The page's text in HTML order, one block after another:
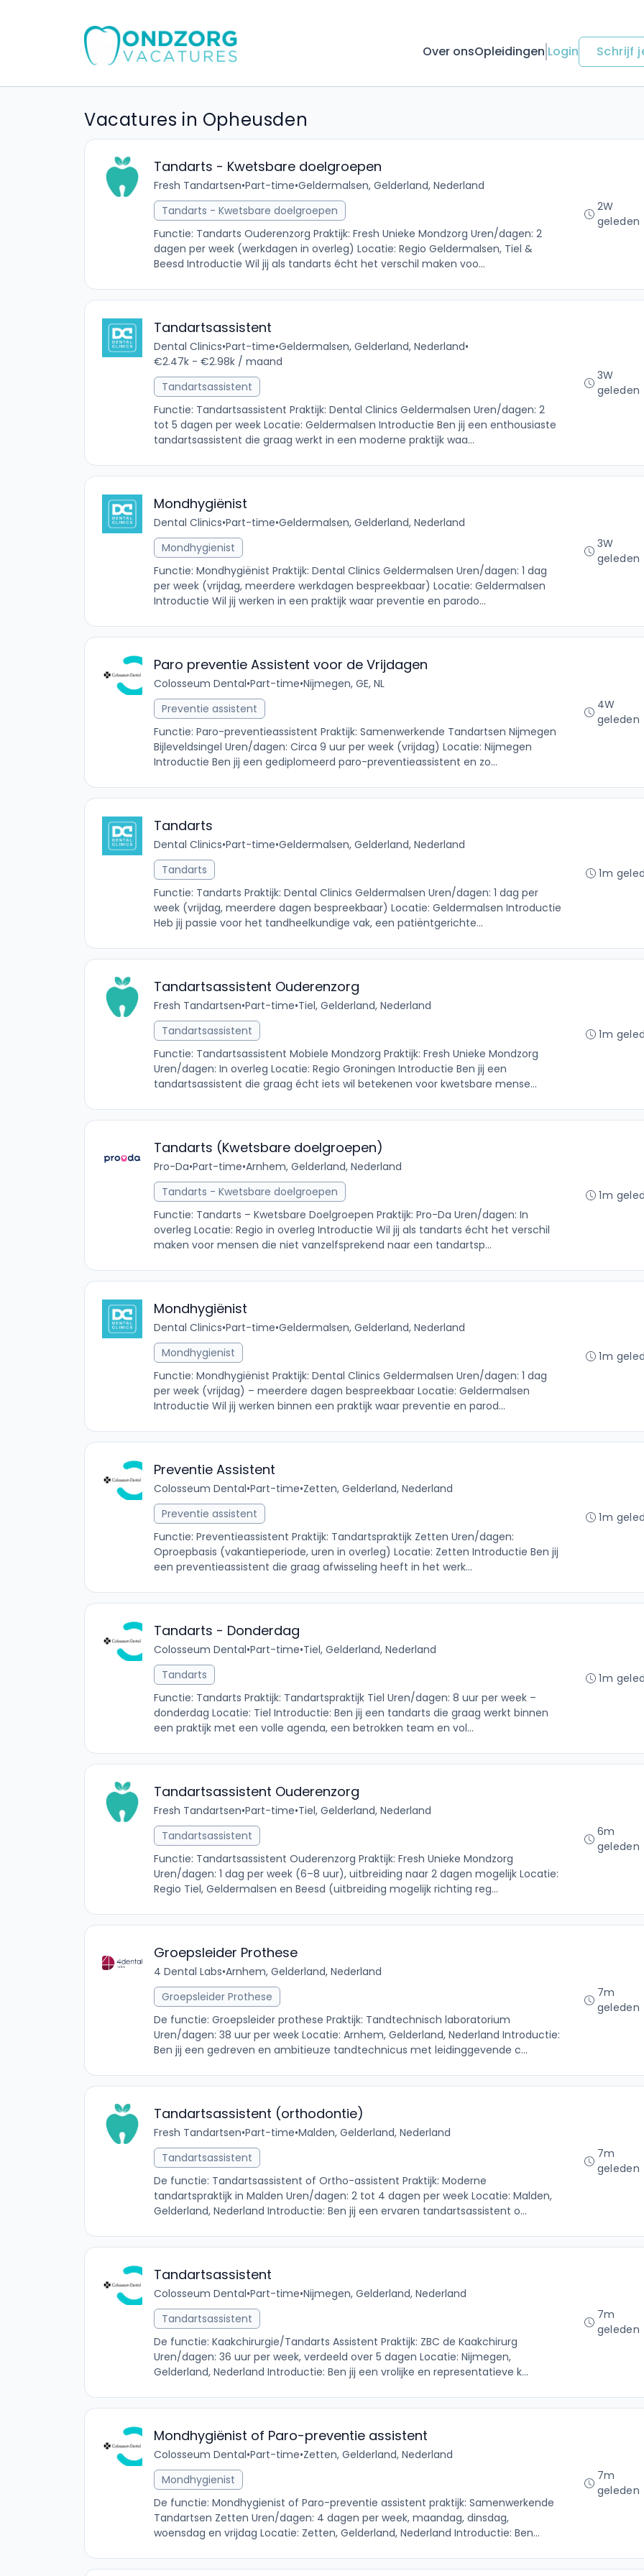
Over onsOpleidingen Login Schrijf
Vacatures in Opheusden
Tandarts - Kwetsbare doelgroepen
Fresh Tandartsen•Part-time•Geldermalsen, Gelderland, Nederland
Tandarts - Kwetsbare doelgroepen
Functie: Tandarts Ouderenzorg Praktijk: Fresh Unieke Mondzorg Uren/dagen: 2
dagen per week (werkdagen in overleg) Locatie: Regio Geldermalsen, Tiel &
Beesd Introductie Wil jij als tandarts écht het verschil maken voo...
2W
geleden
Tandartsassistent
Dental Clinics•Part-time•Geldermalsen, Gelderland, Nederland•
€2.47k - €2.98k / maand
Tandartsassistent
Functie: Tandartsassistent Praktijk: Dental Clinics Geldermalsen Uren/dagen: 2
tot 5 dagen per week Locatie: Geldermalsen Introductie Ben jij een enthousiaste
tandartsassistent die graag werkt in een moderne praktijk waa...
3W
geleden
Mondhygiënist
Dental Clinics•Part-time•Geldermalsen, Gelderland, Nederland
Mondhygienist
Functie: Mondhygiënist Praktijk: Dental Clinics Geldermalsen Uren/dagen: 1 dag
per week (vrijdag, meerdere werkdagen bespreekbaar) Locatie: Geldermalsen
Introductie Wil jij werken in een praktijk waar preventie en parodo...
3W
geleden
Paro preventie Assistent voor de Vrijdagen
Colosseum Dental•Part-time•Nijmegen, GE, NL
Preventie assistent
Functie: Paro-preventieassistent Praktijk: Samenwerkende Tandartsen Nijmegen
Bijleveldsingel Uren/dagen: Circa 9 uur per week (vrijdag) Locatie: Nijmegen
Introductie Ben jij een gediplomeerd paro-preventieassistent en zo...
4W
geleden
Tandarts
Dental Clinics•Part-time•Geldermalsen, Gelderland, Nederland
Tandarts
Functie: Tandarts Praktijk: Dental Clinics Geldermalsen Uren/dagen: 1 dag per
week (vrijdag, meerdere dagen bespreekbaar) Locatie: Geldermalsen Introductie
Heb jij passie voor het tandheelkundige vak, een patiëntgerichte...
1m
Tandartsassistent Ouderenzorg
Fresh Tandartsen•Part-time•Tiel, Gelderland, Nederland
Tandartsassistent
Functie: Tandartsassistent Mobiele Mondzorg Praktijk: Fresh Unieke Mondzorg
Uren/dagen: In overleg Locatie: Regio Groningen Introductie Ben jij een
tandartsassistent die graag écht iets wil betekenen voor kwetsbare mense...
1m
Tandarts (Kwetsbare doelgroepen)
Pro-Da•Part-time•Arnhem, Gelderland, Nederland
Tandarts - Kwetsbare doelgroepen
Functie: Tandarts – Kwetsbare Doelgroepen Praktijk: Pro-Da Uren/dagen: In
overleg Locatie: Regio in overleg Introductie Wil jij als tandarts écht het verschil
maken voor mensen die niet vanzelfsprekend naar een tandartsp...
1m
Mondhygiënist
Dental Clinics•Part-time•Geldermalsen, Gelderland, Nederland
Mondhygienist
Functie: Mondhygiënist Praktijk: Dental Clinics Geldermalsen Uren/dagen: 1 dag
per week (vrijdag) – meerdere dagen bespreekbaar Locatie: Geldermalsen
Introductie Wil jij werken binnen een praktijk waar preventie en parod...
1m
Preventie Assistent
Colosseum Dental•Part-time•Zetten, Gelderland, Nederland
Preventie assistent
Functie: Preventieassistent Praktijk: Tandartspraktijk Zetten Uren/dagen:
Oproepbasis (vakantieperiode, uren in overleg) Locatie: Zetten Introductie Ben jij
een preventieassistent die graag afwisseling heeft in het werk...
1m
Tandarts - Donderdag
Colosseum Dental•Part-time•Tiel, Gelderland, Nederland
Tandarts
Functie: Tandarts Praktijk: Tandartspraktijk Tiel Uren/dagen: 8 uur per week –
donderdag Locatie: Tiel Introductie: Ben jij een tandarts die graag werkt binnen
een praktijk met een volle agenda, een betrokken team en vol...
1m
Tandartsassistent Ouderenzorg
Fresh Tandartsen•Part-time•Tiel, Gelderland, Nederland
Tandartsassistent
Functie: Tandartsassistent Ouderenzorg Praktijk: Fresh Unieke Mondzorg
Uren/dagen: 1 dag per week (6–8 uur), uitbreiding naar 2 dagen mogelijk Locatie:
Regio Tiel, Geldermalsen en Beesd (uitbreiding mogelijk richting reg...
6m
geleden
Groepsleider Prothese
4 Dental Labs•Arnhem, Gelderland, Nederland
Groepsleider Prothese
De functie: Groepsleider prothese Praktijk: Tandtechnisch laboratorium
Uren/dagen: 38 uur per week Locatie: Arnhem, Gelderland, Nederland Introductie:
Ben jij een gedreven en ambitieuze tandtechnicus met leidinggevende c...
7m
geleden
Tandartsassistent (orthodontie)
Fresh Tandartsen•Part-time•Malden, Gelderland, Nederland
Tandartsassistent
De functie: Tandartsassistent of Ortho-assistent Praktijk: Moderne
tandartspraktijk in Malden Uren/dagen: 2 tot 4 dagen per week Locatie: Malden,
Gelderland, Nederland Introductie: Ben jij een ervaren tandartsassistent o...
7m
geleden
Tandartsassistent
Colosseum Dental•Part-time•Nijmegen, Gelderland, Nederland
Tandartsassistent
De functie: Kaakchirurgie/Tandarts Assistent Praktijk: ZBC de Kaakchirurg
Uren/dagen: 36 uur per week, verdeeld over 5 dagen Locatie: Nijmegen,
Gelderland, Nederland Introductie: Ben jij een vrolijke en representatieve k...
7m
geleden
Mondhygiënist of Paro-preventie assistent
Colosseum Dental•Part-time•Zetten, Gelderland, Nederland
Mondhygienist
De functie: Mondhygienist of Paro-preventie assistent praktijk: Samenwerkende
Tandartsen Zetten Uren/dagen: 4 dagen per week, maandag, dinsdag,
woensdag en vrijdag Locatie: Zetten, Gelderland, Nederland Introductie: Ben...
7m
geleden